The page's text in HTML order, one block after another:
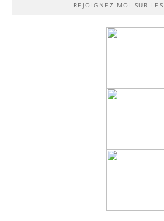
REJOIGNEZ-MOI SUR